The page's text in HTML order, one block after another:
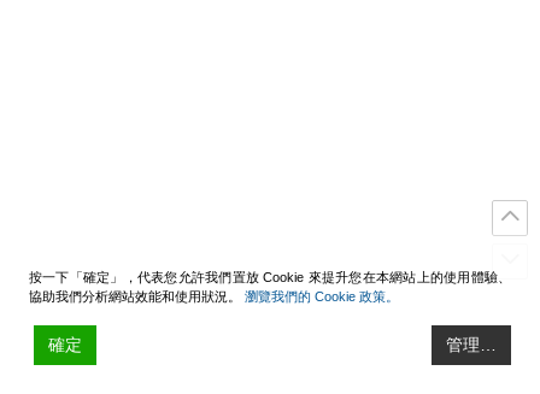
按一下「確定」，代表您允許我們置放 Cookie 來提升您在本網站上的使用體驗、
協助我們分析網站效能和使用狀況。 瀏覽我們的 Cookie 政策。
確定 管理…